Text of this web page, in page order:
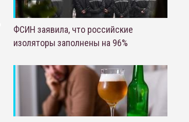
ФСИН заявила, что российские
изоляторы заполнены на 96%